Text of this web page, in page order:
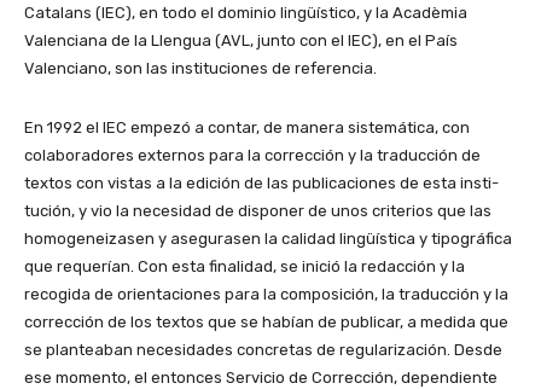
Catalans (IEC), en todo el dominio lingüístico, y la Acadèmia
Valenciana de la Llengua (AVL, junto con el IEC), en el País
Valenciano, son las instituciones de referencia.
En 1992 el IEC empezó a contar, de manera siste­mática, con
colabo­radores externos para la corrección y la traducción de
textos con vistas a la edición de las publi­caciones de esta insti­
tución, y vio la necesidad de disponer de unos criterios que las
homoge­neizasen y asegurasen la calidad lingüística y tipo­gráfica
que requerían. Con esta finalidad, se inició la redacción y la
recogida de orien­taciones para la compo­sición, la traducción y la
corrección de los textos que se habían de publicar, a medida que
se planteaban nece­sidades concretas de regu­lari­zación. Desde
ese momento, el entonces Servicio de Corrección, dependiente